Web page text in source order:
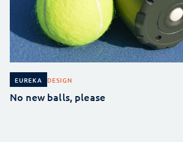
EUREKA DESIGN
No new balls, please